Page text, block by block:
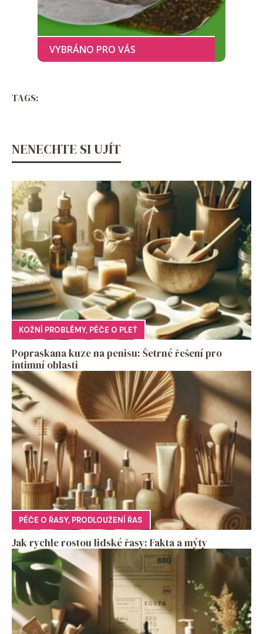
TAGS:
NENECHTE SI UJÍT
KOŽNÍ PROBLÉMY, PÉČE O PLEŤ
Popraskana kuze na penisu: Šetrné řešení pro
intimní oblasti
PÉČE O ŘASY, PRODLOUŽENÍ ŘAS
Jak rychle rostou lidské řasy: Fakta a mýty